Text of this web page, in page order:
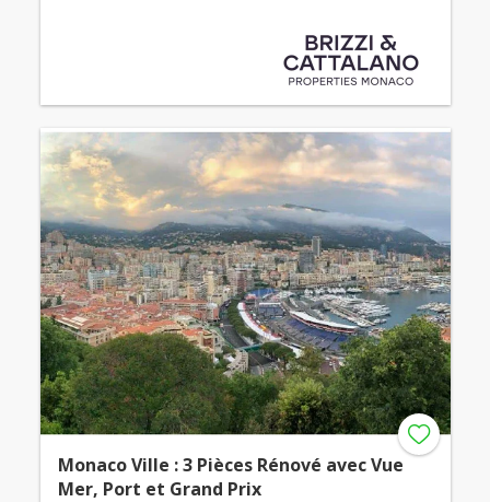
Monaco Ville : 3 Pièces Rénové avec Vue
Mer, Port et Grand Prix